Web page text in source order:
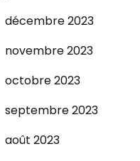
décembre 2023
novembre 2023
octobre 2023
septembre 2023
août 2023